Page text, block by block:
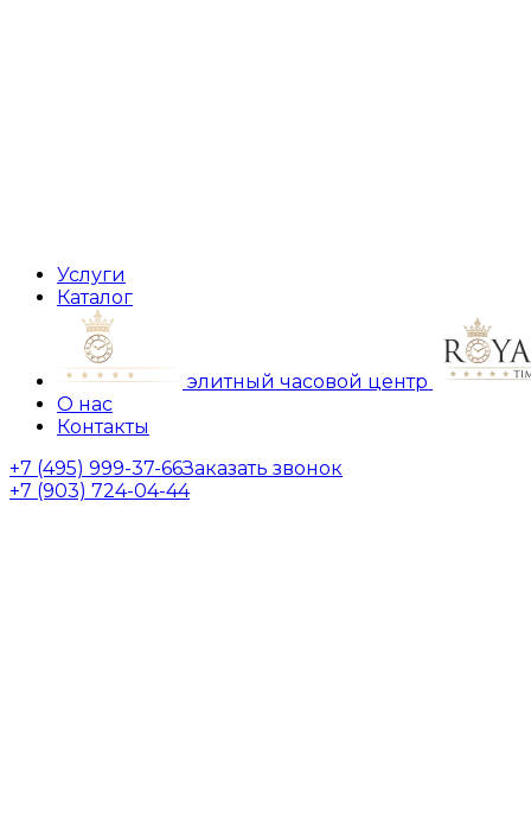
Услуги
Каталог
элитный часовой центр
О нас
Контакты
+7 (495) 999-37-66Заказать звонок
+7 (903) 724-04-44